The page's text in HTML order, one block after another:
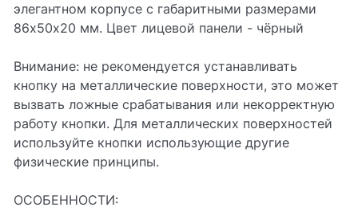
элегантном корпусе с габаритными размерами
86х50х20 мм. Цвет лицевой панели - чёрный
Внимание: не рекомендуется устанавливать
кнопку на металлические поверхности, это может
вызвать ложные срабатывания или некорректную
работу кнопки. Для металлических поверхностей
используйте кнопки использующие другие
физические принципы.
ОСОБЕННОСТИ: